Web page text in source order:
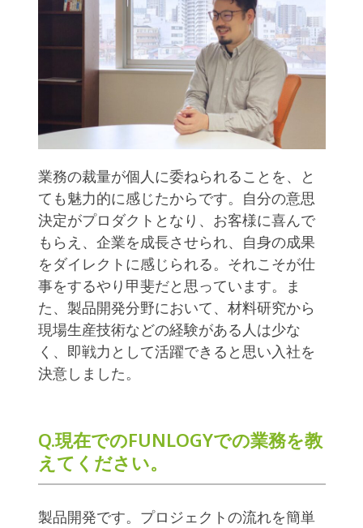
業務の裁量が個人に委ねられることを、と
ても魅力的に感じたからです。自分の意思
決定がプロダクトとなり、お客様に喜んで
もらえ、企業を成長させられ、自身の成果
をダイレクトに感じられる。それこそが仕
事をするやり甲斐だと思っています。ま
た、製品開発分野において、材料研究から
現場生産技術などの経験がある人は少な
く、即戦力として活躍できると思い入社を
決意しました。
Q.現在でのFUNLOGYでの業務を教
えてください。
製品開発です。プロジェクトの流れを簡単